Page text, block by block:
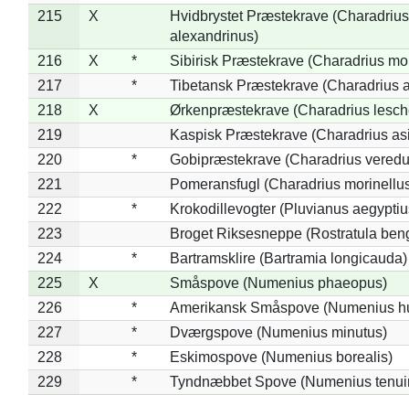
215
X
Hvidbrystet Præstekrave (Charadrius
alexandrinus)
216
X *
Sibirisk Præstekrave (Charadrius
217
*
Tibetansk Præstekrave (Charadrius
218
X
Ørkenpræstekrave (Charadrius
219
Kaspisk Præstekrave (Charadrius
220
*
Gobipræstekrave (Charadrius
221
Pomeransfugl (Charadrius
222
*
Krokodillevogter (Pluvianus
223
Broget Riksesneppe (Rostratula
224
*
Bartramsklire (Bartramia longicauda)
225
X
Småspove (Numenius phaeopus)
226
*
Amerikansk Småspove (Numenius
227
*
Dværgspove (Numenius minutus)
228
*
Eskimospove (Numenius borealis)
229
* Tyndnæbbet Spove (Numenius